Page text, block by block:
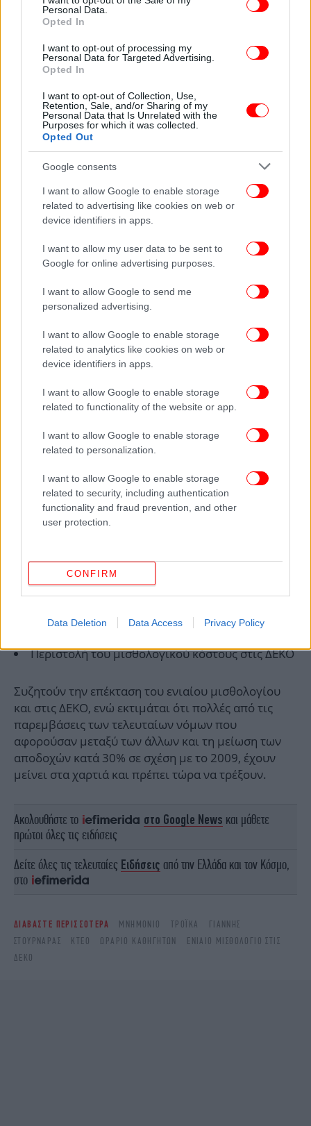
Personal Data.
Opted In
I want to opt-out of processing my
Personal Data for Targeted Advertising.
Opted In
I want to opt-out of Collection, Use,
Retention, Sale, and/or Sharing of my
Personal Data that Is Unrelated with the
Purposes for which it was collected.
Opted Out
Google consents
I want to allow Google to enable storage
related to advertising like cookies on web or
device identifiers in apps.
I want to allow my user data to be sent to
Google for online advertising purposes.
I want to allow Google to send me
personalized advertising.
I want to allow Google to enable storage
related to analytics like cookies on web or
device identifiers in apps.
I want to allow Google to enable storage
related to functionality of the website or app.
I want to allow Google to enable storage
related to personalization.
I want to allow Google to enable storage
related to security, including authentication
functionality and fraud prevention, and other
user protection.
CONFIRM
Data Deletion Data Access Privacy Policy
Στόχο του μέτρου είναι να εξοικονομηθούν
περίπου 10 εκατομμύρια ευρώ.
Συγχωνεύσεις νοσοκομείων φαρμακευτική
δαπάνη
Με τις συγχωνεύσεις και τα λουκέτα νοσοκομείων
που έχουν χαμηλή πληρότητα, αλλά και τον
περαιτέρω περιορισμό της φαρμακευτικής δαπάνης
εκτιμάται ότι θα εξοικονομηθούν εκατοντάδες
Περιστολή του μισθολογικού κόστους στις ΔΕΚΟ
Συζητούν την επέκταση του ενιαίου μισθολογίου
και στις ΔΕΚΟ, ενώ εκτιμάται ότι πολλές από τις
παρεμβάσεις των τελευταίων νόμων που
αφορούσαν μεταξύ των άλλων και τη μείωση των
αποδοχών κατά 30% σε σχέση με το 2009, έχουν
μείνει στα χαρτιά και πρέπει τώρα να τρέξουν.
Ακολουθήστε το στο Google News και μάθετε
πρώτοι όλες τις ειδήσεις
Δείτε όλες τις τελευταίες Ειδήσεις από την Ελλάδα και τον Κόσμο,
στο
ΔΙΑΒΑΣΤΕ ΠΕΡΙΣΣΟΤΕΡΑ ΜΝΗΜΌΝΙΟ ΤΡΌΙΚΑ
ΓΙΆΝΝΗΣ
ΣΤΟΥΡΝΆΡΑΣ
ΚΤΕΟ ΩΡΆΡΙΟ ΚΑΘΗΓΗΤΏΝ
ΕΝΙΑΊΟ ΜΙΣΘΟΛΌΓΙΟ ΣΤΙΣ
ΔΕΚΟ